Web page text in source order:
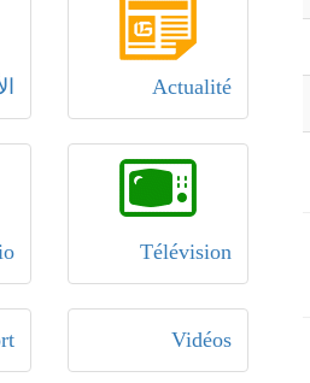
Actualité
Télévision
Vidéos